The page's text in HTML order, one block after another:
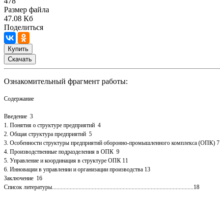
Размер файла
47.08 Кб
Поделиться
Купить
Скачать
Ознакомительный фрагмент работы:
Содержание
Введение 3
1. Понятия о структуре предприятий 4
2. Общая структура предприятий 5
3. Особенности структуры предприятий оборонно-промышленного комплекса (ОПК) 7
4. Производственные подразделения в ОПК 9
5. Управление и координация в структуре ОПК 11
6. Инновации в управлении и организации производства 13
Заключение 16
Список литературы................................................................................................18